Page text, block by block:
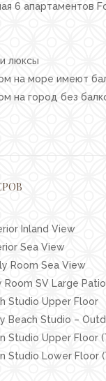
6 апартаментов
люксы
на море имеют
на город без
Inland View
Sea View
Room Sea View
Room SV Large Patio
Studio Upper Floor
Beach Studio –
Studio Upper Floor
Studio Lower Floor